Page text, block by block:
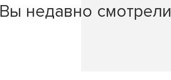
Вы недавно смотрели